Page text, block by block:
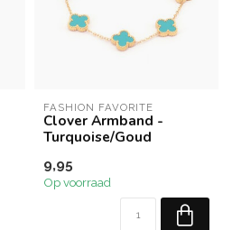
FASHION FAVORITE
Clover Armband -
Turquoise/Goud
9,95
Op voorraad